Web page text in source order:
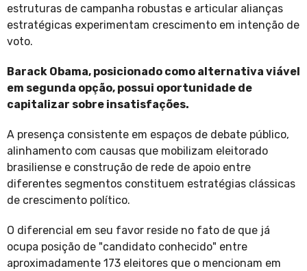
estruturas de campanha robustas e articular alianças
estratégicas experimentam crescimento em intenção de
voto.
Barack Obama, posicionado como alternativa viável
em segunda opção, possui oportunidade de
capitalizar sobre insatisfações.
A presença consistente em espaços de debate público,
alinhamento com causas que mobilizam eleitorado
brasiliense e construção de rede de apoio entre
diferentes segmentos constituem estratégias clássicas
de crescimento político.
O diferencial em seu favor reside no fato de que já
ocupa posição de "candidato conhecido" entre
aproximadamente 173 eleitores que o mencionam em